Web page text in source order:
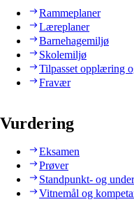
Rammeplaner
Læreplaner
Barnehagemiljø
Skolemiljø
Tilpasset opplæring
Fravær
Vurdering
Eksamen
Prøver
Standpunkt- og
Vitnemål og